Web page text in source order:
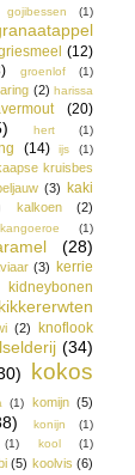
gojibessen
(1)
(12)
groenlof
(1)
(2) harissa
(20)
hert
(1)
(14) ijs (1)
kruisbes
(3) kaki
kalkoen (2)
kangoeroe (1)
(28)
(3) kerrie
kidneybonen
kikkererwten
(2) knoflook
(34)
kokos
(1) komijn (5)
konijn
(1)
(1) kool (1)
(5) koolvis (6)